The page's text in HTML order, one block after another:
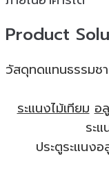
Product
วัสดุทดแทนธรรมช
ระแนงไม้เทียม อ
ระ
ประตูระแนงอ